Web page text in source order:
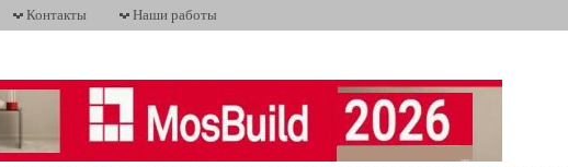
Контакты Наши работы